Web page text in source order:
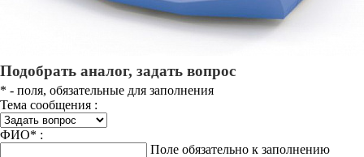
Подобрать аналог, задать вопрос
* - поля, обязательные для заполнения
Тема сообщения :
ФИО* :
Поле обязательно к заполнению